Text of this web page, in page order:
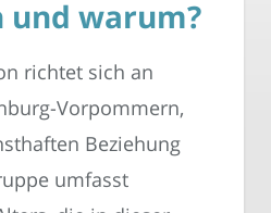
und warum?
richtet sich an
Vorpommern,
Beziehung
umfasst